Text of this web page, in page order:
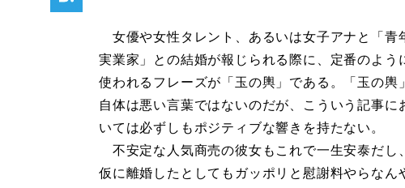
女優や女性タレント、あるいは女子アナと「青
実業家」との結婚が報じられる際に、定番のよう
使われるフレーズが「玉の輿」である。「玉の輿」
自体は悪い言葉ではないのだが、こういう記事に
いては必ずしもポジティブな響きを持たない。
不安定な人気商売の彼女もこれで一生安泰だし、
仮に離婚したとしてもガッポリと慰謝料やらなん